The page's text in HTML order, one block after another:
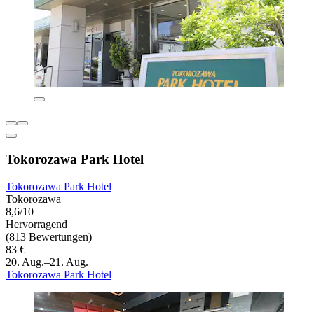
Tokorozawa Park Hotel
Tokorozawa Park Hotel
Tokorozawa
8,6/10
Hervorragend
(813 Bewertungen)
83 €
20. Aug.–21. Aug.
Tokorozawa Park Hotel